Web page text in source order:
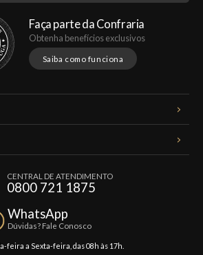
Faça parte da Confraria
Obtenha benefícios exclusivos
Saiba como funciona
CENTRAL DE ATENDIMENTO
0800 721 1875
WhatsApp
Dúvidas? Fale Conosco
feira a Sexta-feira, das 08h às 17h.